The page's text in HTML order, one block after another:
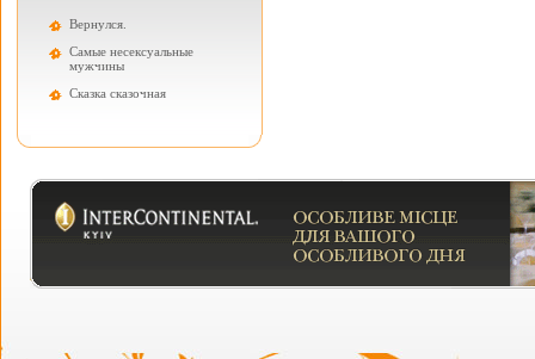
Вернулся.
Самые несексуальные
мужчины
Cказка сказочная